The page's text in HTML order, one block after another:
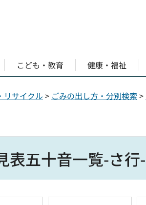
こども・教育 健康・福祉
リサイクル > ごみの出し方・分別検索 >
表五十音一覧-さ行-